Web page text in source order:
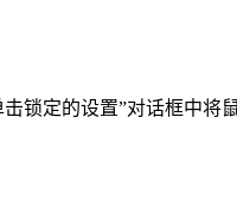
锁定的设置”对话框中将